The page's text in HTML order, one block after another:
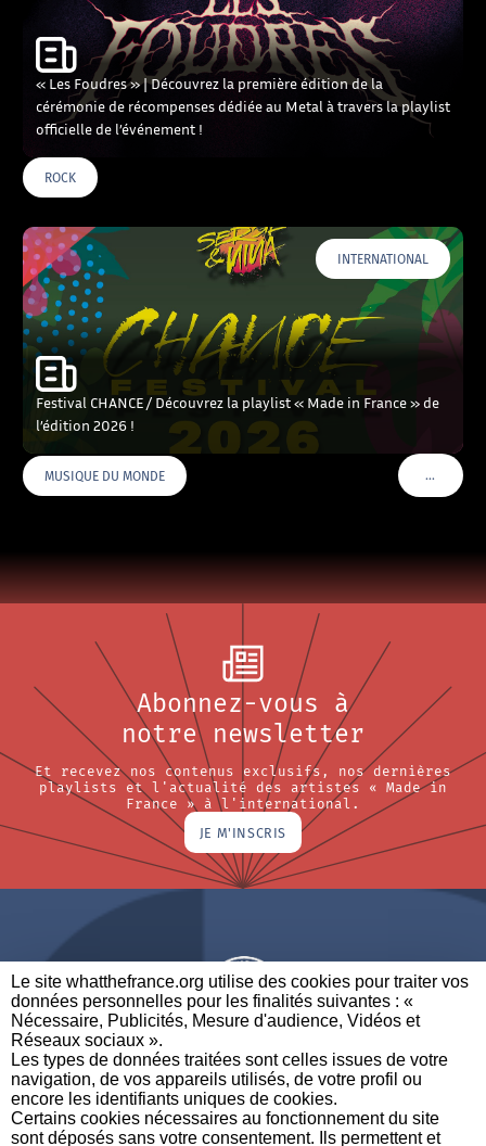
Le site whatthefrance.org utilise des cookies pour traiter vos
données personnelles pour les finalités suivantes : «
Nécessaire, Publicités, Mesure d'audience, Vidéos et
Réseaux sociaux ». ​
Les types de données traitées sont celles issues de votre
navigation, de vos appareils utilisés, de votre profil ou
encore les identifiants uniques de cookies. ​
Certains cookies nécessaires au fonctionnement du site
sont déposés sans votre consentement. Ils permettent et
« Les Foudres » | Découvrez la première édition de la
cérémonie de récompenses dédiée au Metal à travers la playlist
officielle de l’événement !
ROCK
INTERNATIONAL
Festival CHANCE / Découvrez la playlist « Made in France » de
l’édition 2026 !
MUSIQUE DU MONDE …VOIR
Abonnez-vous à
notre newsletter
Et recevez nos contenus exclusifs, nos dernières
playlists et l'actualité des artistes « Made in
France » à l'international.
JE M'INSCRIS
A BRAND OF
PARTENAIRES CONTACTEZ-NOUS MENTIONS LÉGALES